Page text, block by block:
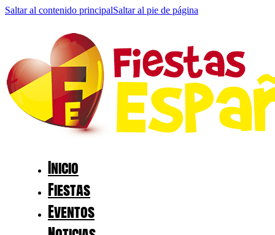
Saltar al contenido principalSaltar al pie de página
Inicio
Fiestas
Eventos